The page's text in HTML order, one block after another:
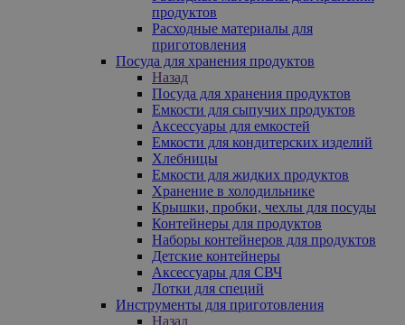
продуктов
Расходные материалы для
приготовления
Посуда для хранения продуктов
Назад
Посуда для хранения продуктов
Емкости для сыпучих продуктов
Аксессуары для емкостей
Емкости для кондитерских изделий
Хлебницы
Емкости для жидких продуктов
Хранение в холодильнике
Крышки, пробки, чехлы для посуды
Контейнеры для продуктов
Наборы контейнеров для продуктов
Детские контейнеры
Аксессуары для СВЧ
Лотки для специй
Инструменты для приготовления
Назад